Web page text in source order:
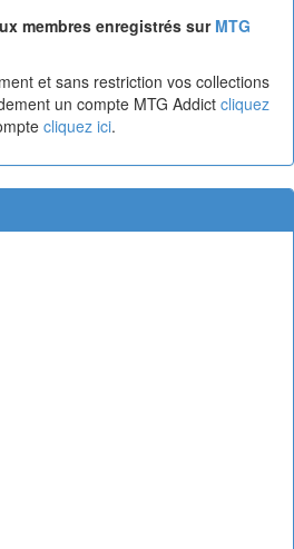
membres enregistrés sur MTG
et sans restriction vos collections
un compte MTG Addict cliquez
cliquez ici.